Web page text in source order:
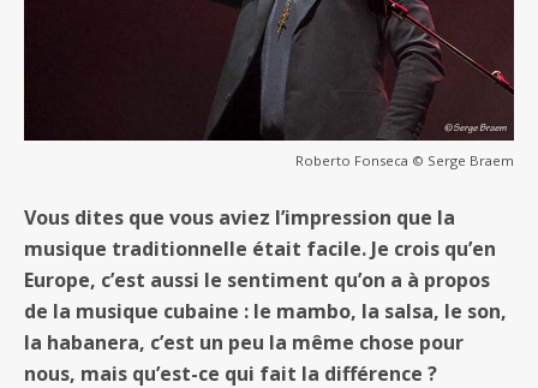
Roberto Fonseca © Serge Braem
Vous dites que vous aviez l’impression que la
musique traditionnelle était facile. Je crois qu’en
Europe, c’est aussi le sentiment qu’on a à propos
de la musique cubaine : le mambo, la salsa, le son,
la habanera, c’est un peu la même chose pour
nous, mais qu’est-ce qui fait la différence ?